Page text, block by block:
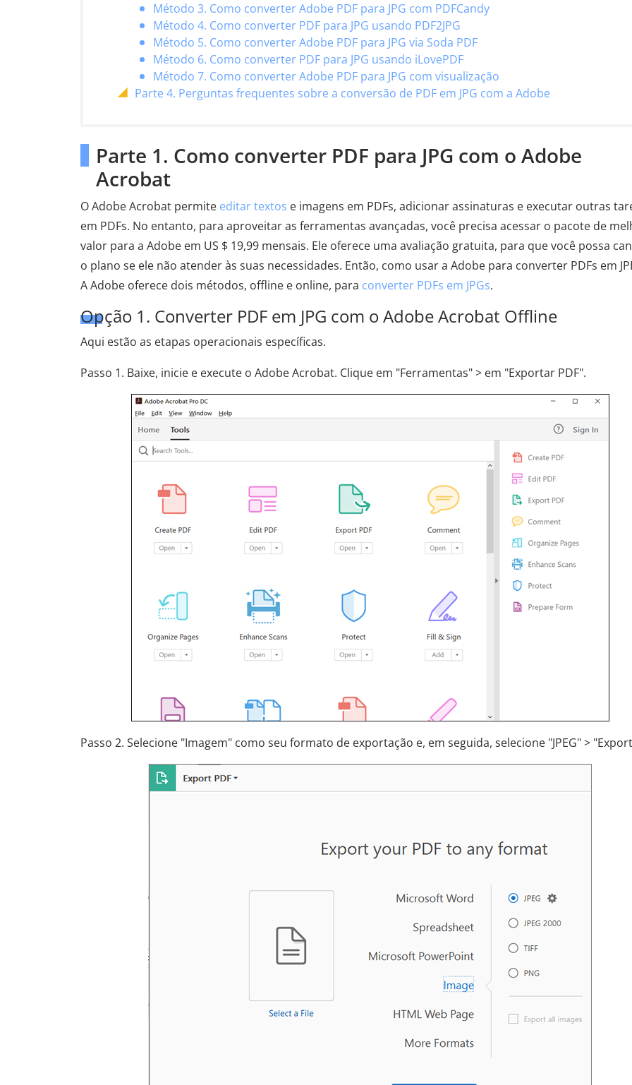
Método 3. Como converter Adobe PDF para JPG com PDFCandy
Método 4. Como converter PDF para JPG usando PDF2JPG
Método 5. Como converter Adobe PDF para JPG via Soda PDF
Método 6. Como converter PDF para JPG usando iLovePDF
Método 7. Como converter Adobe PDF para JPG com visualização
Parte 4. Perguntas frequentes sobre a conversão de PDF em JPG com a Adobe
Parte 1. Como converter PDF para JPG com o Adobe
Acrobat
O Adobe Acrobat permite editar textos e imagens em PDFs, adicionar assinaturas e executar outras
em PDFs. No entanto, para aproveitar as ferramentas avançadas, você precisa acessar o pacote de
valor para a Adobe em US $ 19,99 mensais. Ele oferece uma avaliação gratuita, para que você possa
o plano se ele não atender às suas necessidades. Então, como usar a Adobe para converter PDFs em
A Adobe oferece dois métodos, offline e online, para converter PDFs em JPGs.
Opção 1. Converter PDF em JPG com o Adobe Acrobat Offline
Aqui estão as etapas operacionais específicas.
Passo 1. Baixe, inicie e execute o Adobe Acrobat. Clique em "Ferramentas" > em "Exportar PDF".
Passo 2. Selecione "Imagem" como seu formato de exportação e, em seguida, selecione "JPEG" >